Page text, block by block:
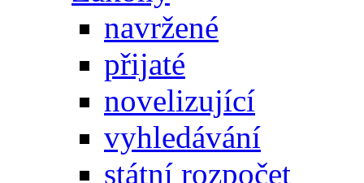
navržené
přijaté
novelizující
vyhledávání
státní rozpočet